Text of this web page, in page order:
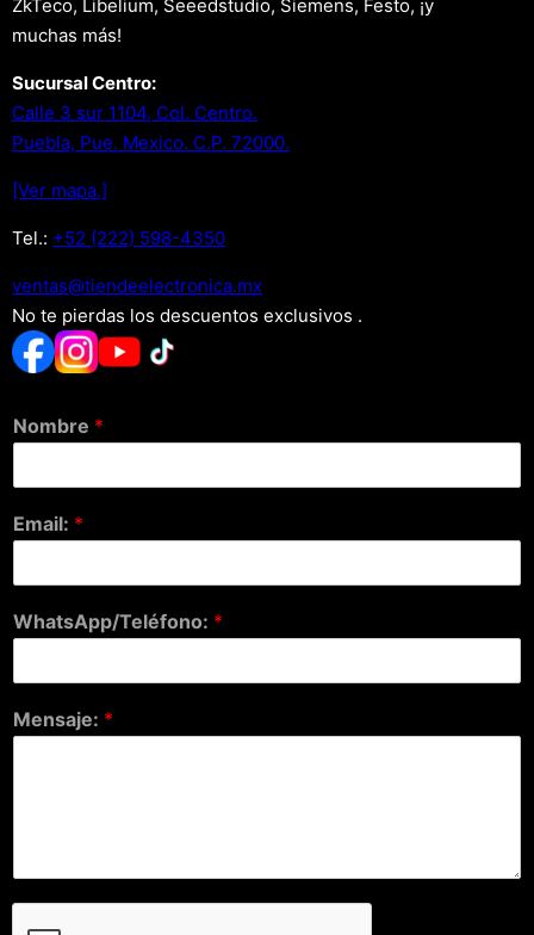
ZkTeco, Libelium, Seeedstudio, Siemens, Festo, ¡y
muchas más!
Sucursal Centro:
Calle 3 sur 1104, Col. Centro.
Puebla, Pue. Mexico. C.P. 72000.
[Ver mapa.]
Tel.: +52 (222) 598-4350
xm.acinortceleedneit@satnev
No te pierdas los descuentos exclusivos .
Nombre *
Email: *
WhatsApp/Teléfono: *
Mensaje: *